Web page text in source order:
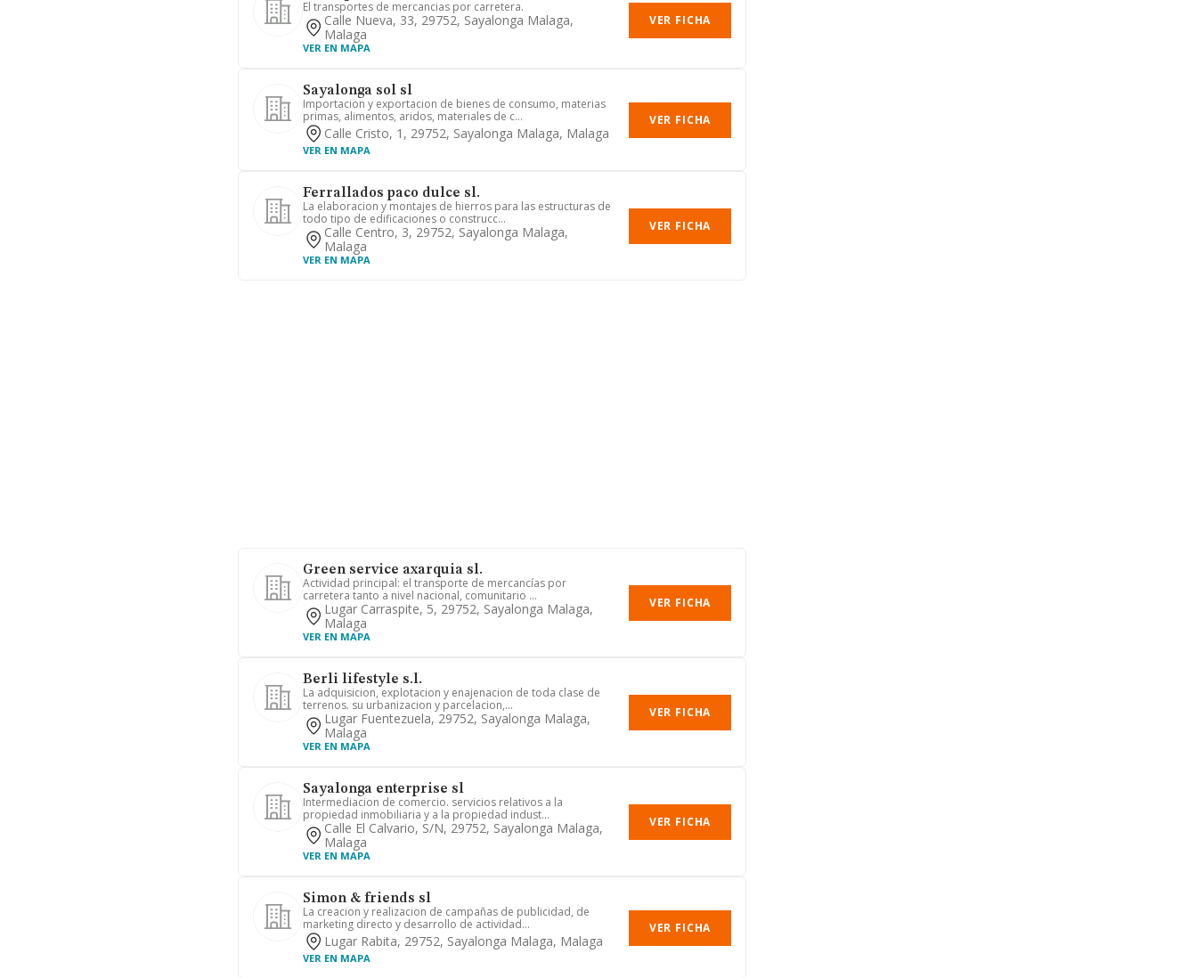
El transportes de mercancias por carretera.
Calle Nueva, 33, 29752, Sayalonga Malaga,
Malaga
VER EN MAPA
VER FICHA
Sayalonga sol sl
Importacion y exportacion de bienes de consumo, materias
primas, alimentos, aridos, materiales de c...
Calle Cristo, 1, 29752, Sayalonga Malaga, Malaga
VER EN MAPA
VER FICHA
Ferrallados paco dulce sl.
La elaboracion y montajes de hierros para las estructuras de
todo tipo de edificaciones o construcc...
Calle Centro, 3, 29752, Sayalonga Malaga,
Malaga
VER EN MAPA
VER FICHA
Green service axarquia sl.
Actividad principal: el transporte de mercancías por
carretera tanto a nivel nacional, comunitario ...
Lugar Carraspite, 5, 29752, Sayalonga Malaga,
Malaga
VER EN MAPA
VER FICHA
Berli lifestyle s.l.
La adquisicion, explotacion y enajenacion de toda clase de
terrenos. su urbanizacion y parcelacion,...
Lugar Fuentezuela, 29752, Sayalonga Malaga,
Malaga
VER EN MAPA
VER FICHA
Sayalonga enterprise sl
Intermediacion de comercio. servicios relativos a la
propiedad inmobiliaria y a la propiedad indust...
Calle El Calvario, S/n, 29752, Sayalonga Malaga,
Malaga
VER EN MAPA
VER FICHA
Simon & friends sl
La creacion y realizacion de campañas de publicidad, de
marketing directo y desarrollo de actividad...
Lugar Rabita, 29752, Sayalonga Malaga, Malaga
VER EN MAPA
VER FICHA